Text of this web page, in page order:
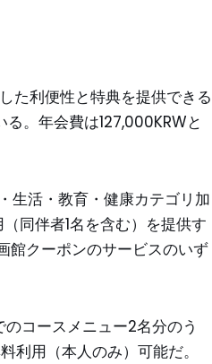
た利便性と特典を提供できる
。年会費は127,000KRWと
生活・教育・健康カテゴリ加
同伴者1名を含む）を提供す
館クーポンのサービスのいず
コースメニュー2名分のう
利用（本人のみ）可能だ。